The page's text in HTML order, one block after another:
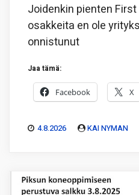
Joidenkin pienten
osakkeita en ole
onnistunut
Jaa tämä:
Facebook X
4.8.2026 KAI NYMAN